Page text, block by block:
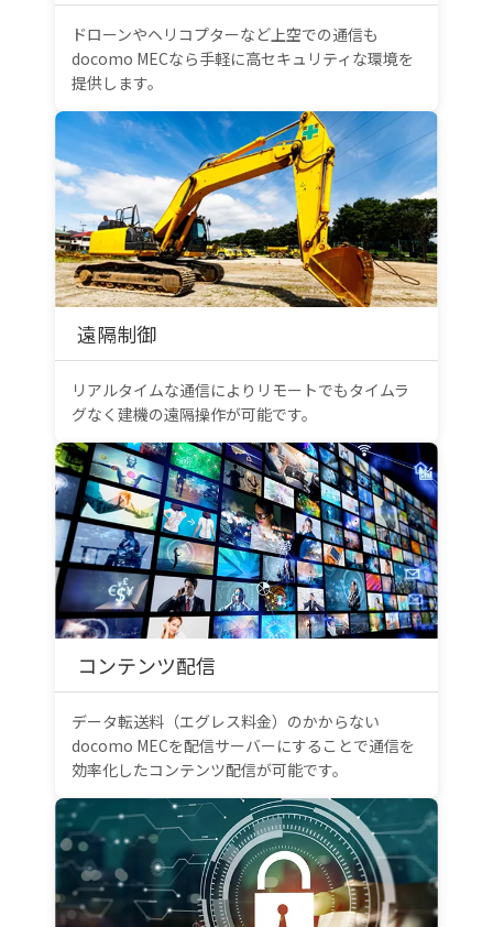
ドローンやヘリコプターなど上空での通信も
docomo MECなら手軽に高セキュリティな環境を
提供します。
遠隔制御
リアルタイムな通信によりリモートでもタイムラ
グなく建機の遠隔操作が可能です。
コンテンツ配信
データ転送料（エグレス料金）のかからない
docomo MECを配信サーバーにすることで通信を
効率化したコンテンツ配信が可能です。